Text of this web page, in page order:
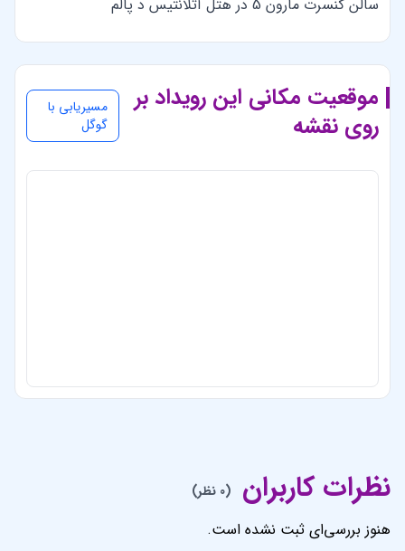
سالن کنسرت مارون 5 در هتل آتلانتیس د پالم
موقعیت مکانی این رویداد بر
روی نقشه
مسیریابی با
گوگل
نظرات کاربران (0 نظر)
هنوز بررسی‌ای ثبت نشده است.